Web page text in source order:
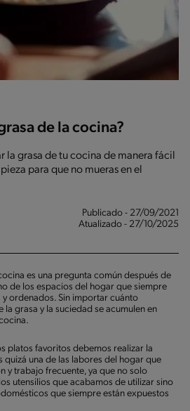
de la cocina?
la grasa de tu cocina de manera fácil
para que no mueras en el
Publicado - 27/09/2021
Atualizado - 27/10/2025
es una pregunta común después de
de los espacios del hogar que siempre
ordenados. Sin importar cuánto
la grasa y la suciedad se acumulen en
platos favoritos debemos realizar la
quizá una de las labores del hogar que
y trabajo frecuente, ya que no solo
utensilios que acabamos de utilizar sino
que siempre están expuestos